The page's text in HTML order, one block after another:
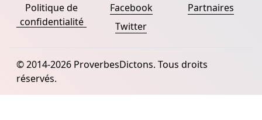
Politique de
confidentialité
Facebook
Twitter
Partnaires
© 2014-2026 ProverbesDictons. Tous droits
réservés.